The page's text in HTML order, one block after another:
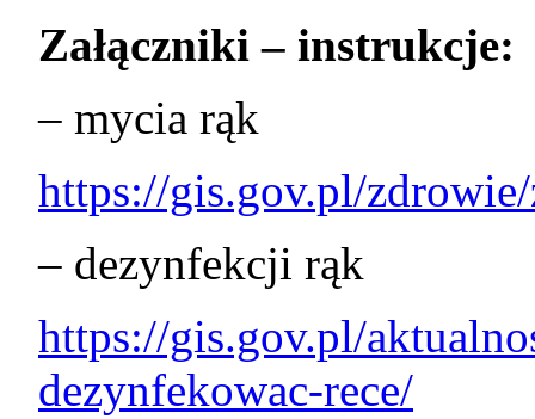
Załączniki – instrukcje:
– mycia rąk
https://gis.gov.pl/
– dezynfekcji rąk
https://gis.gov.pl/
dezynfekowac-rece/